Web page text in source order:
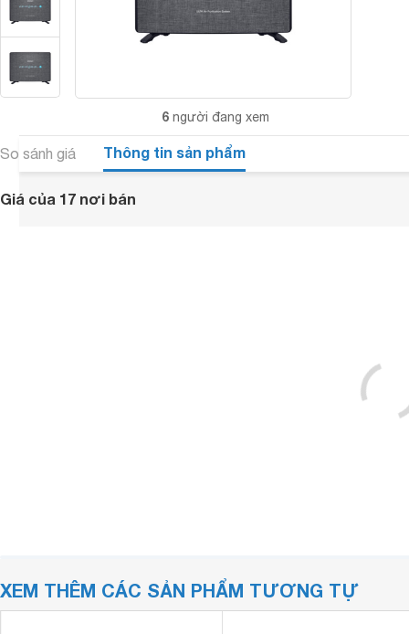
6 người đang xem
So sánh giá Thông tin sản phẩm
Giá của 17 nơi bán
XEM THÊM CÁC SẢN PHẨM TƯƠNG TỰ